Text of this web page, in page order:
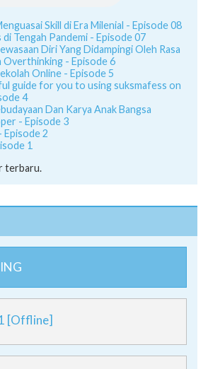
Skill di Era Milenial - Episode 08
di Tengah Pandemi - Episode 07
Diri Yang Didampingi Oleh Rasa
Overthinking - Episode 6
Online - Episode 5
guide for you to using suksmafess on
4
Dan Karya Anak Bangsa
- Episode 3
Episode 2
1
terbaru.
[Offline]